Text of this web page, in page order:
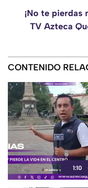
¡No te pierdas
TV Azteca
CONTENIDO
1:10